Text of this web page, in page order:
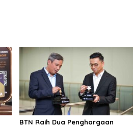
BTN Raih Dua Penghargaan